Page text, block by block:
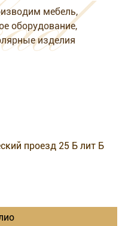
мебель,
оборудование,
изделия
проезд 25 Б лит Б